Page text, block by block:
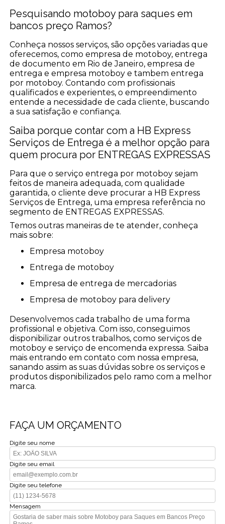
Pesquisando motoboy para saques em
bancos preço Ramos?
Conheça nossos serviços, são opções variadas que
oferecemos, como empresa de motoboy, entrega
de documento em Rio de Janeiro, empresa de
entrega e empresa motoboy e tambem entrega
por motoboy. Contando com profissionais
qualificados e experientes, o empreendimento
entende a necessidade de cada cliente, buscando
a sua satisfação e confiança.
Saiba porque contar com a HB Express
Serviços de Entrega é a melhor opção para
quem procura por ENTREGAS EXPRESSAS
Para que o serviço entrega por motoboy sejam
feitos de maneira adequada, com qualidade
garantida, o cliente deve procurar a HB Express
Serviços de Entrega, uma empresa referência no
segmento de ENTREGAS EXPRESSAS.
Temos outras maneiras de te atender, conheça
mais sobre:
empresa motoboy
entrega de motoboy
empresa de entrega de mercadorias
empresa de motoboy para delivery
Desenvolvemos cada trabalho de uma forma
profissional e objetiva. Com isso, conseguimos
disponibilizar outros trabalhos, como serviços de
motoboy e serviço de encomenda expressa. Saiba
mais entrando em contato com nossa empresa,
sanando assim as suas dúvidas sobre os serviços e
produtos disponibilizados pelo ramo com a melhor
marca.
FAÇA UM ORÇAMENTO
Digite seu nome
Digite seu email
Digite seu telefone
Mensagem